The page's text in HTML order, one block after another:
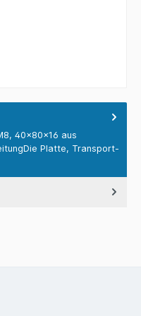
40x80x16 aus
Platte, Transport-